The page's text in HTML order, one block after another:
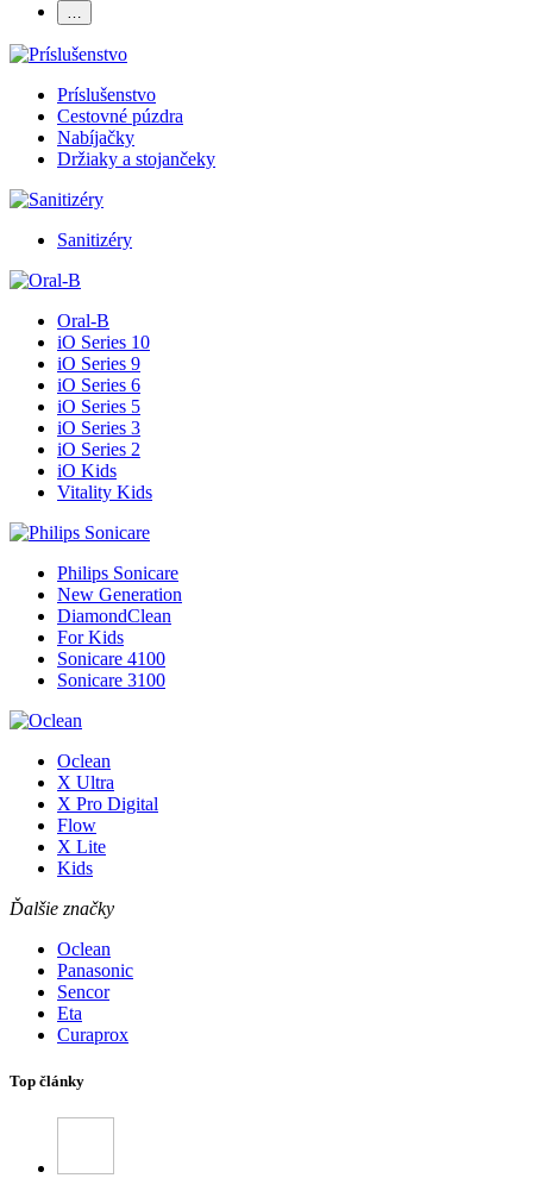
…
Príslušenstvo
Cestovné púzdra
Nabíjačky
Držiaky a stojančeky
Sanitizéry
Oral-B
iO Series 10
iO Series 9
iO Series 6
iO Series 5
iO Series 3
iO Series 2
iO Kids
Vitality Kids
Philips Sonicare
New Generation
DiamondClean
For Kids
Sonicare 4100
Sonicare 3100
Oclean
X Ultra
X Pro Digital
Flow
X Lite
Kids
Ďalšie značky
Oclean
Panasonic
Sencor
Eta
Curaprox
Top články